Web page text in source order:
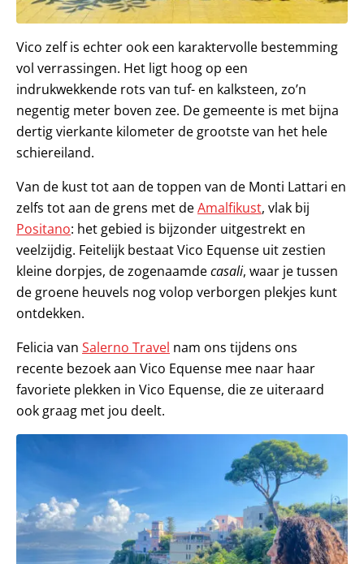
Vico zelf is echter ook een karaktervolle bestemming
vol verrassingen. Het ligt hoog op een
indrukwekkende rots van tuf- en kalksteen, zo’n
negentig meter boven zee. De gemeente is met bijna
dertig vierkante kilometer de grootste van het hele
schiereiland.
Van de kust tot aan de toppen van de Monti Lattari en
zelfs tot aan de grens met deAmalfikust, vlak bij
Positano: het gebied is bijzonder uitgestrekt en
veelzijdig. Feitelijk bestaat Vico Equense uit zestien
kleine dorpjes, de zogenaamdecasali, waar je tussen
de groene heuvels nog volop verborgen plekjes kunt
ontdekken.
Felicia van Salerno Travel nam ons tijdens ons
recente bezoek aan Vico Equense mee naar haar
favoriete plekken in Vico Equense, die ze uiteraard
ook graag met jou deelt.